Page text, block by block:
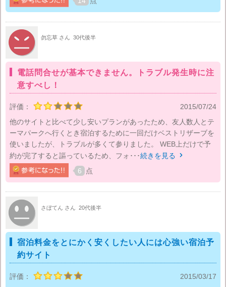
勿忘草 さん 30代後半
電話問合せが基本できません。トラブル発生時に注
意すべし！
評価：
2015/07/24
他のサイトと比べて少し安いプランがあったため、友人数人とテ
ーマパークへ行くとき宿泊するために一回だけベストリザーブを
使いましたが、トラブルが多くて参りました。 WEB上だけで予
約が完了すると謳っているため、フォ･･･続きを見る 
6 点
さぼてん さん 20代後半
宿泊料金をとにかく安くしたい人には心強い宿泊予
約サイト
評価：
2015/03/17